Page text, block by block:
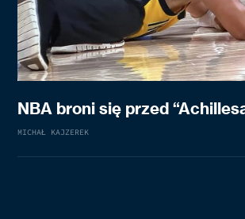
NBA broni się przed
MICHAŁ KAJZEREK